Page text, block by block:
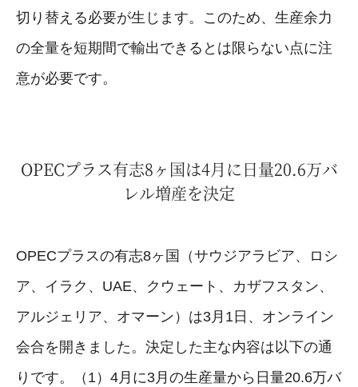
切り替える必要が生じます。このため、生産余力
の全量を短期間で輸出できるとは限らない点に注
意が必要です。
OPECプラス有志8ヶ国は4月に日量20.6万バ
レル増産を決定
OPECプラスの有志8ヶ国（サウジアラビア、ロシ
ア、イラク、UAE、クウェート、カザフスタン、
アルジェリア、オマーン）は3月1日、オンライン
会合を開きました。決定した主な内容は以下の通
りです。（1）4月に3月の生産量から日量20.6万バ